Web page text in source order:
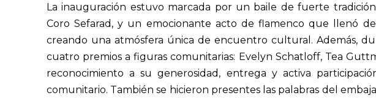
La inauguración estuvo marcada por un baile de fuerte
Coro Sefarad , y un emocionante acto de flamenco que llenó
creando una atmósfera única de encuentro cultural. Además,
cuatro premios a figuras comunitarias: Evelyn Schatloff, Tea
reconocimiento a su generosidad, entrega y activa
comunitario. También se hicieron presentes las palabras del